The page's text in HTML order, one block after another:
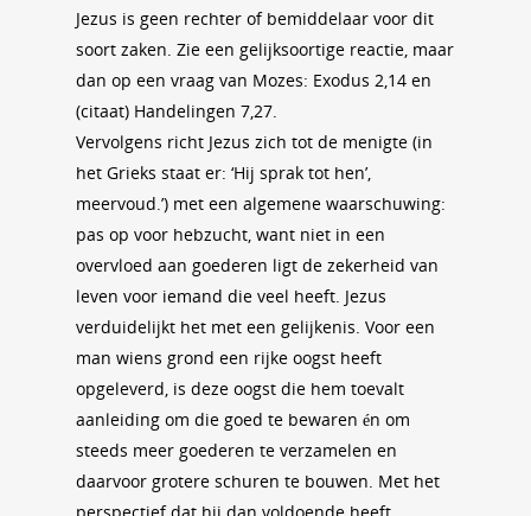
Jezus is geen rechter of bemiddelaar voor dit
soort zaken. Zie een gelijksoortige reactie, maar
dan op een vraag van Mozes: Exodus 2,14 en
(citaat) Handelingen 7,27.
Vervolgens richt Jezus zich tot de menigte (in
het Grieks staat er: ‘Hij sprak tot hen’,
meervoud.’) met een algemene waarschuwing:
pas op voor hebzucht, want niet in een
overvloed aan goederen ligt de zekerheid van
leven voor iemand die veel heeft. Jezus
verduidelijkt het met een gelijkenis. Voor een
man wiens grond een rijke oogst heeft
opgeleverd, is deze oogst die hem toevalt
aanleiding om die goed te bewaren én om
steeds meer goederen te verzamelen en
daarvoor grotere schuren te bouwen. Met het